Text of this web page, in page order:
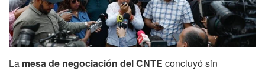
La mesa de negociación del CNTE concluyó sin